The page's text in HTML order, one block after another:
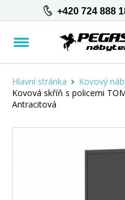
+420 724 888
Hlavní stránka Kovový
Kovová skříň s policemi
Antracitová